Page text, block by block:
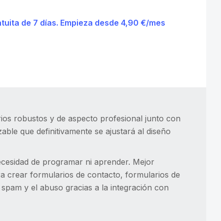
de 7 días. Empieza desde 4,90 €/mes
robustos y de aspecto profesional junto con
que definitivamente se ajustará al diseño
de programar ni aprender. Mejor
crear formularios de contacto, formularios de
y el abuso gracias a la integración con